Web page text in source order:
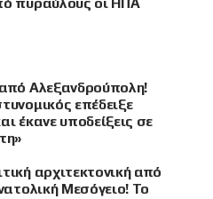
Αλεξανδρούπολη!
επέδειξε
έκανε υποδείξεις σε
αρχιτεκτονική από
Μεσόγειο! Το